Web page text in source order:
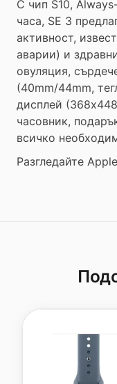
С чип S10,
часа, SE 3
активност,
аварии) и
овуляция,
(40mm/44mm,
дисплей
часовник,
всичко
Разгледайте